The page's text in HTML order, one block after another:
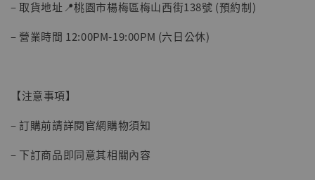
– 取貨地址📍桃園市楊梅區梅山西街138號 (預約制)
– 營業時間 12:00PM-19:00PM (六日公休)
【注意事項】
– 訂購前請詳閱官網購物須知
– 下訂商品即同意其相關內容